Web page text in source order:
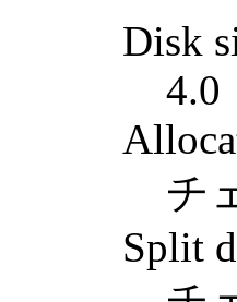
Disk
4.0
チ
Split